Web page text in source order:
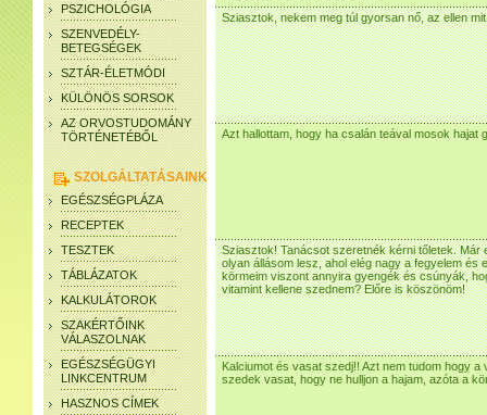
PSZICHOLÓGIA
SZENVEDÉLY-
BETEGSÉGEK
SZTÁR-ÉLETMÓDI
KÜLÖNÖS SORSOK
AZ ORVOSTUDOMÁNY
TÖRTÉNETÉBŐL
SZOLGÁLTATÁSAINK
EGÉSZSÉGPLÁZA
RECEPTEK
TESZTEK
TÁBLÁZATOK
KALKULÁTOROK
SZAKÉRTŐINK
VÁLASZOLNAK
EGÉSZSÉGÜGYI
LINKCENTRUM
HASZNOS CÍMEK
Sziasztok, nekem meg túl gyorsan nő, az ellen
Azt hallottam, hogy ha csalán teával mosok hajat
Sziasztok! Tanácsot szeretnék kérni tőletek. Már
olyan állásom lesz, ahol elég nagy a fegyelem és
körmeim viszont annyira gyengék és csúnyák,
vitamint kellene szednem? Előre is köszönöm!
Kalciumot és vasat szedj!! Azt nem tudom hogy
szedek vasat, hogy ne hulljon a hajam, azóta a